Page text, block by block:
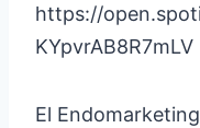
https://
KYpvrAB8R7mLV
El